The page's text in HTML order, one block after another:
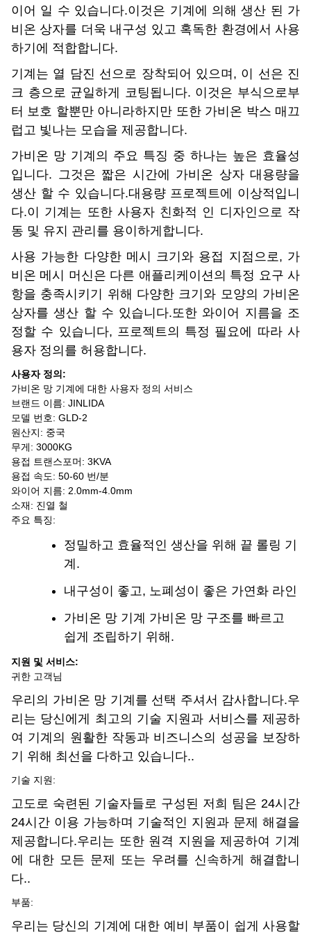
이어 일 수 있습니다.이것은 기계에 의해 생산 된 가
비온 상자를 더욱 내구성 있고 혹독한 환경에서 사용
하기에 적합합니다.
기계는 열 담진 선으로 장착되어 있으며, 이 선은 진
크 층으로 균일하게 코팅됩니다. 이것은 부식으로부
터 보호 할뿐만 아니라하지만 또한 가비온 박스 매끄
럽고 빛나는 모습을 제공합니다.
가비온 망 기계의 주요 특징 중 하나는 높은 효율성
입니다. 그것은 짧은 시간에 가비온 상자 대용량을
생산 할 수 있습니다.대용량 프로젝트에 이상적입니
다.이 기계는 또한 사용자 친화적 인 디자인으로 작
동 및 유지 관리를 용이하게합니다.
사용 가능한 다양한 메시 크기와 용접 지점으로, 가
비온 메시 머신은 다른 애플리케이션의 특정 요구 사
항을 충족시키기 위해 다양한 크기와 모양의 가비온
상자를 생산 할 수 있습니다.또한 와이어 지름을 조
정할 수 있습니다, 프로젝트의 특정 필요에 따라 사
용자 정의를 허용합니다.
사용자 정의:
가비온 망 기계에 대한 사용자 정의 서비스
브랜드 이름: JINLIDA
모델 번호: GLD-2
원산지: 중국
무게: 3000KG
용접 트랜스포머: 3KVA
용접 속도: 50-60 번/분
와이어 지름: 2.0mm-4.0mm
소재: 진열 철
주요 특징:
정밀하고 효율적인 생산을 위해 끝 롤링 기
계.
내구성이 좋고, 노폐성이 좋은 가연화 라인
가비온 망 기계 가비온 망 구조를 빠르고
쉽게 조립하기 위해.
지원 및 서비스:
귀한 고객님
우리의 가비온 망 기계를 선택 주셔서 감사합니다.우
리는 당신에게 최고의 기술 지원과 서비스를 제공하
여 기계의 원활한 작동과 비즈니스의 성공을 보장하
기 위해 최선을 다하고 있습니다..
기술 지원:
고도로 숙련된 기술자들로 구성된 저희 팀은 24시간
24시간 이용 가능하며 기술적인 지원과 문제 해결을
제공합니다.우리는 또한 원격 지원을 제공하여 기계
에 대한 모든 문제 또는 우려를 신속하게 해결합니
다..
부품:
우리는 당신의 기계에 대한 예비 부품이 쉽게 사용할